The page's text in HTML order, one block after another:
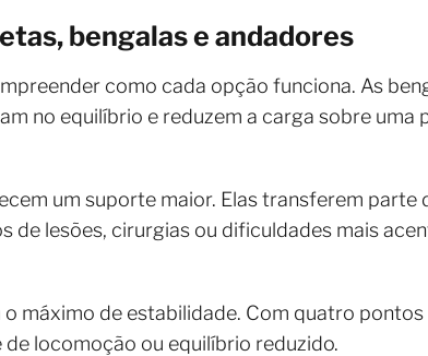
bengalas e andadores
como cada opção funciona. As
no equilíbrio e reduzem a carga sobre uma
um suporte maior. Elas transferem
de lesões, cirurgias ou dificuldades mais
máximo de estabilidade. Com quatro
locomoção ou equilíbrio reduzido.